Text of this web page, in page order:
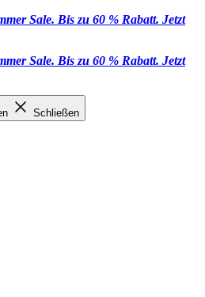
Sale. Bis zu 60 % Rabatt. Jetzt
Sale. Bis zu 60 % Rabatt. Jetzt
Schließen